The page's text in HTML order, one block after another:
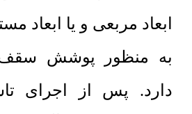
ابعاد مربعی و یا ابعاد
به منظور پوشش سقف
دارد. پس از اجرای